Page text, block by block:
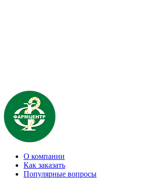
О компании
Как заказать
Популярные вопросы